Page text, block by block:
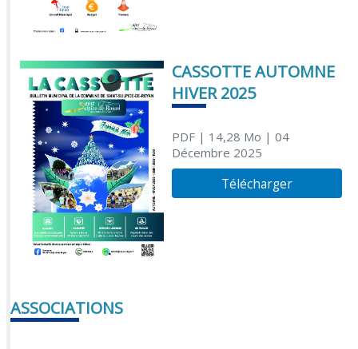
CASSOTTE AUTOMNE
HIVER 2025
PDF| 14,28 Mo | 04
Décembre 2025
Télécharger
ASSOCIATIONS